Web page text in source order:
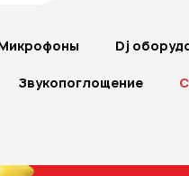
Dj
Звукопоглощение